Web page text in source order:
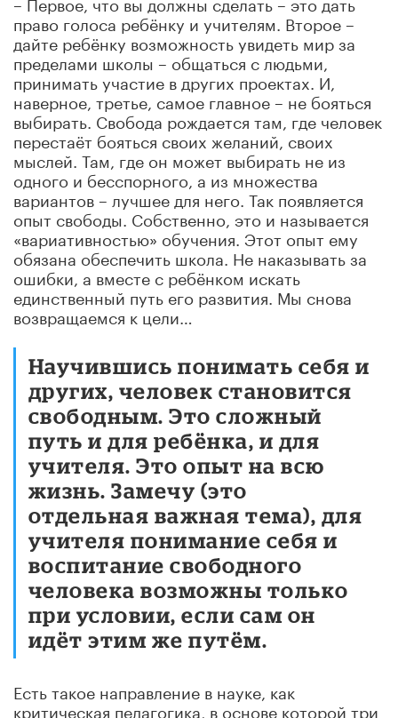
право голоса ребёнку и учителям. Второе –
дайте ребёнку возможность увидеть мир за
пределами школы – общаться с людьми,
принимать участие в других проектах. И,
наверное, третье, самое главное – не бояться
выбирать. Свобода рождается там, где человек
перестаёт бояться своих желаний, своих
мыслей. Там, где он может выбирать не из
одного и бесспорного, а из множества
вариантов – лучшее для него. Так появляется
опыт свободы. Собственно, это и называется
«вариативностью» обучения. Этот опыт ему
обязана обеспечить школа. Не наказывать за
ошибки, а вместе с ребёнком искать
единственный путь его развития. Мы снова
возвращаемся к цели…
Научившись понимать себя и
других, человек становится
свободным. Это сложный
путь и для ребёнка, и для
учителя. Это опыт на всю
жизнь. Замечу (это
отдельная важная тема), для
учителя понимание себя и
воспитание свободного
человека возможны только
при условии, если сам он
идёт этим же путём.
Есть такое направление в науке, как
критическая педагогика, в основе которой три